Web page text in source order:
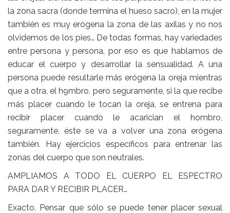
la zona sacra (donde termina el hueso sacro), en la mujer
también es muy erógena la zona de las axilas y no nos
olvidemos de los pies… De todas formas, hay variedades
entre persona y persona, por eso es que hablamos de
educar el cuerpo y desarrollar la sensualidad. A una
persona puede resultarle más erógena la oreja mientras
que a otra, el h9mbro, pero seguramente, si la que recibe
más placer cuando le tocan la oreja, se entrena para
recibir placer cuando le acarician el hombro,
seguramente, éste se va a volver una zona erógena
también. Hay ejercicios específicos para entrenar las
zonas del cuerpo que son neutrales.
AMPLIAMOS A TODO EL CUERPO EL ESPECTRO
PARA DAR Y RECIBIR PLACER…
Exacto. Pensar que sólo se puede tener placer sexual